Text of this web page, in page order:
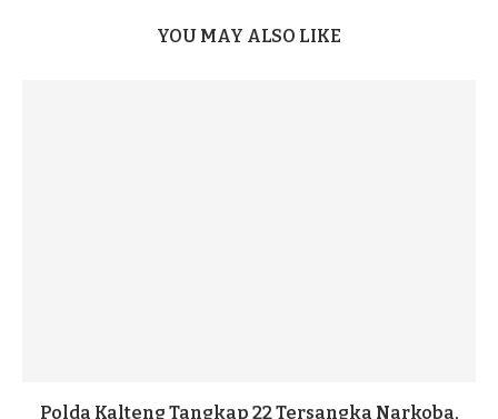
YOU MAY ALSO LIKE
Polda Kalteng Tangkap 22 Tersangka Narkoba,